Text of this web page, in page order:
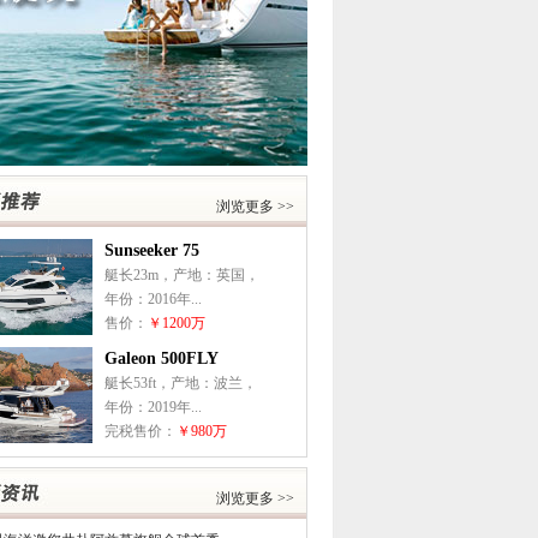
浏览更多 >>
Sunseeker 75
艇长23m，产地：英国，
年份：2016年...
售价： ￥1200万
Galeon 500FLY
艇长53ft，产地：波兰，
年份：2019年...
完税售价： ￥980万
浏览更多 >>